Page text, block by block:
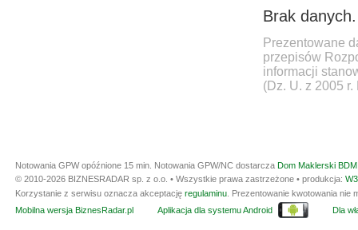
Brak danych.
Prezentowane
przepisów
informacji
(Dz. U. z 2005
Notowania GPW opóźnione 15 min. Notowania GPW/NC dostarcza Dom Maklerski
© 2010-2026 BIZNESRADAR sp. z o.o. • Wszystkie prawa zastrzeżone • produkcja:
Korzystanie z serwisu oznacza akceptację regulaminu . Prezentowanie kwotowania
Mobilna wersja BiznesRadar.pl
Aplikacja dla systemu Android Dla